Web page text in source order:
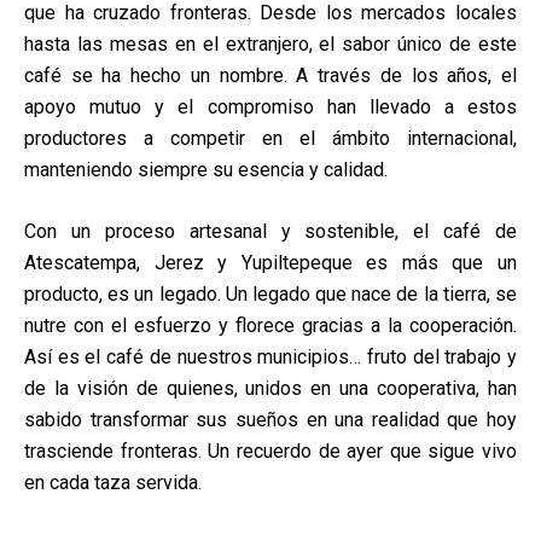
que ha cruzado fronteras. Desde los mercados locales
hasta las mesas en el extranjero, el sabor único de este
café se ha hecho un nombre. A través de los años, el
apoyo mutuo y el compromiso han llevado a estos
productores a competir en el ámbito internacional,
manteniendo siempre su esencia y calidad.
Con un proceso artesanal y sostenible, el café de
Atescatempa, Jerez y Yupiltepeque es más que un
producto, es un legado. Un legado que nace de la tierra, se
nutre con el esfuerzo y florece gracias a la cooperación.
Así es el café de nuestros municipios… fruto del trabajo y
de la visión de quienes, unidos en una cooperativa, han
sabido transformar sus sueños en una realidad que hoy
trasciende fronteras. Un recuerdo de ayer que sigue vivo
en cada taza servida.